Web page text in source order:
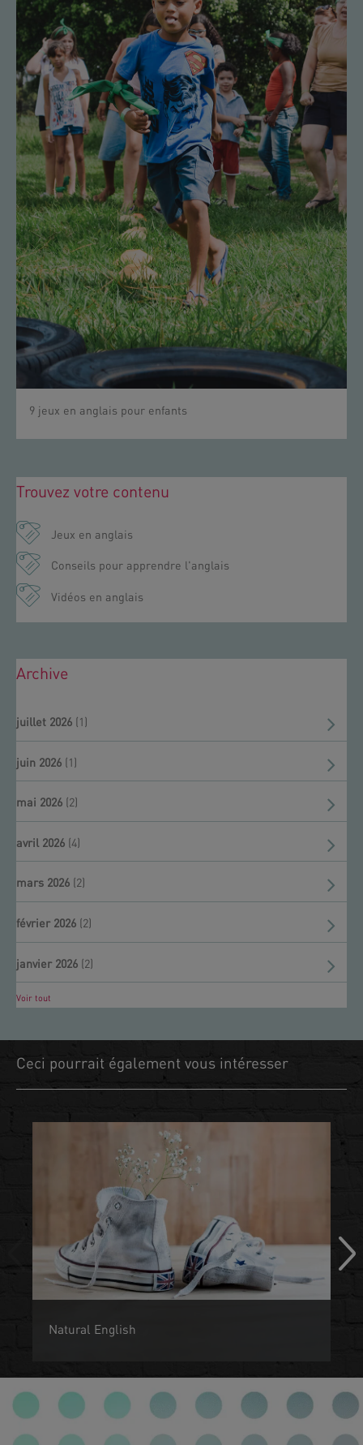
9 jeux en anglais pour enfants
Trouvez votre contenu
Jeux en anglais
Conseils pour apprendre l'anglais
Vidéos en anglais
Archive
juillet 2026 (1)
juin 2026 (1)
mai 2026 (2)
avril 2026 (4)
mars 2026 (2)
février 2026 (2)
janvier 2026 (2)
Voir tout
Ceci pourrait également vous intéresser
Natural English